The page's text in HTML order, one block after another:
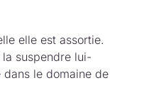
elle est assortie.
suspendre lui-
le domaine de